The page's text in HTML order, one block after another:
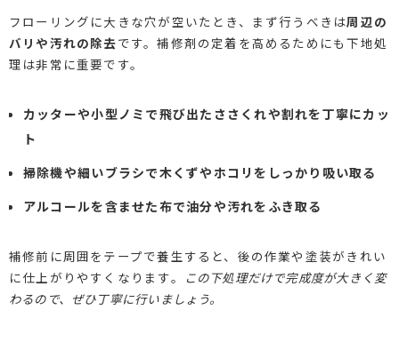
フローリングに大きな穴が空いたとき、まず行うべきは周辺の
バリや汚れの除去です。補修剤の定着を高めるためにも下地処
理は非常に重要です。
カッターや小型ノミで飛び出たささくれや割れを丁寧にカッ
ト
掃除機や細いブラシで木くずやホコリをしっかり吸い取る
アルコールを含ませた布で油分や汚れをふき取る
補修前に周囲をテープで養生すると、後の作業や塗装がきれい
に仕上がりやすくなります。
この下処理だけで完成度が大きく変
わるので、ぜひ丁寧に行いましょう。